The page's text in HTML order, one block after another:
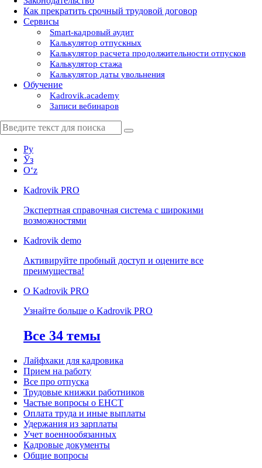
Как прекратить срочный трудовой договор
Сервисы
Smart-кадровый аудит
Калькулятор отпускных
Калькулятор расчета продолжительности отпусков
Калькулятор стажа
Калькулятор даты увольнения
Обучение
Kadrovik.academy
Записи вебинаров
Ру
Ўз
Oʻz
Kadrovik PRO
Экспертная справочная система с широкими
возможностями
Kadrovik demo
Активируйте пробный доступ и оцените все
преимущества!
О Kadrovik PRO
Узнайте больше о Kadrovik PRO
Все 34 темы
Лайфхаки для кадровика
Прием на работу
Все про отпуска
Трудовые книжки работников
Частые вопросы о ЕНСТ
Оплата труда и иные выплаты
Удержания из зарплаты
Учет военнообязанных
Кадровые документы
Общие вопросы